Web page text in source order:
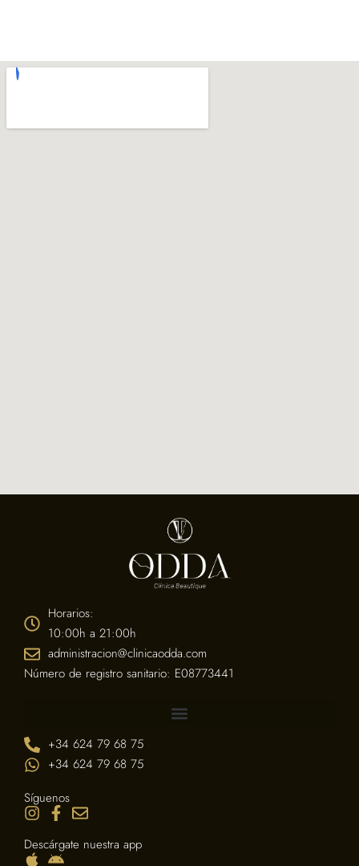
Horarios:
10:00h a 21:00h
administracion@clinicaodda.com
Número de registro sanitario: E08773441
+34 624 79 68 75
+34 624 79 68 75
Síguenos
Descárgate nuestra app